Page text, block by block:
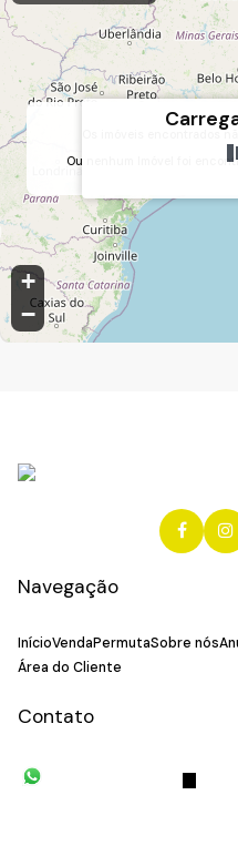
Jundiaí Mirim, Jundiaí, São Paulo,
+
−
Os imóveis encontrados
Ou nenhum Imóvel foi
Navegação
InícioVendaPermutaSobre nós
Área do Cliente
Contato